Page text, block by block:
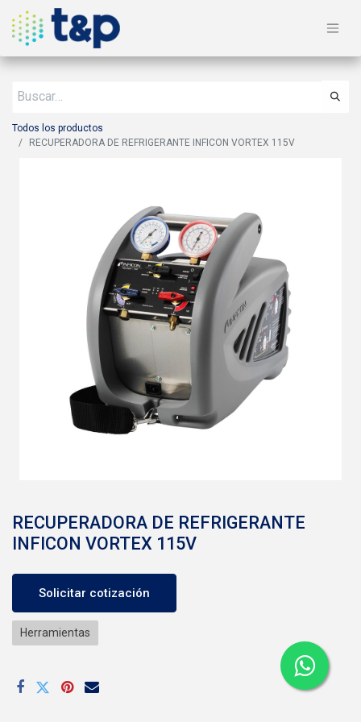
Todos los productos
RECUPERADORA DE REFRIGERANTE INFICON VORTEX 115V
RECUPERADORA DE REFRIGERANTE
INFICON VORTEX 115V
Solicitar cotización
Herramientas